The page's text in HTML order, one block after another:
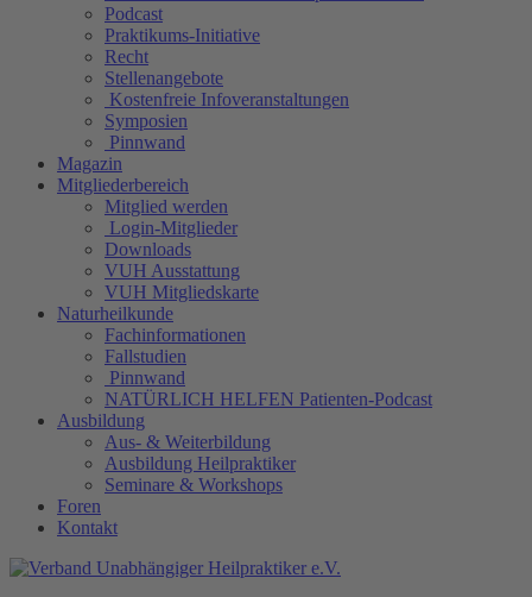
Podcast
Praktikums-Initiative
Recht
Stellenangebote
Kostenfreie Infoveranstaltungen
Symposien
Pinnwand
Magazin
Mitgliederbereich
Mitglied werden
Login-Mitglieder
Downloads
VUH Ausstattung
VUH Mitgliedskarte
Naturheilkunde
Fachinformationen
Fallstudien
Pinnwand
NATÜRLICH HELFEN Patienten-Podcast
Ausbildung
Aus- & Weiterbildung
Ausbildung Heilpraktiker
Seminare & Workshops
Foren
Kontakt